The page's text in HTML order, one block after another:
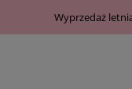
Wyprzedaż